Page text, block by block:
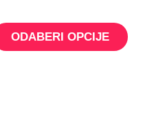
ODABERI OPCIJE